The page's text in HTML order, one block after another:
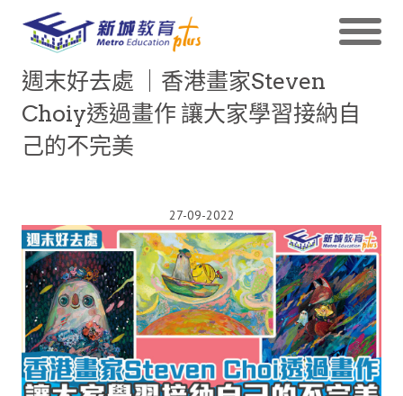
週末好去處 ｜香港畫家Steven
Choiy透過畫作 讓大家學習接納自
己的不完美
27-09-2022